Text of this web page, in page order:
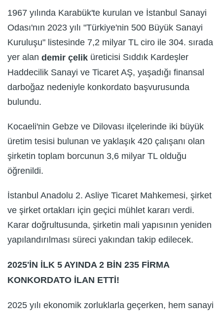
1967 yılında Karabük'te kurulan ve İstanbul Sanayi
Odası'nın 2023 yılı "Türkiye'nin 500 Büyük Sanayi
Kuruluşu" listesinde 7,2 milyar TL ciro ile 304. sırada
yer alan demir çelik üreticisi Sıddık Kardeşler
Haddecilik Sanayi ve Ticaret AŞ, yaşadığı finansal
darboğaz nedeniyle konkordato başvurusunda
bulundu.
Kocaeli'nin Gebze ve Dilovası ilçelerinde iki büyük
üretim tesisi bulunan ve yaklaşık 420 çalışanı olan
şirketin toplam borcunun 3,6 milyar TL olduğu
öğrenildi.
İstanbul Anadolu 2. Asliye Ticaret Mahkemesi, şirket
ve şirket ortakları için geçici mühlet kararı verdi.
Karar doğrultusunda, şirketin mali yapısının yeniden
yapılandırılması süreci yakından takip edilecek.
2025'İN İLK 5 AYINDA 2 BİN 235 FİRMA
KONKORDATO İLAN ETTİ!
2025 yılı ekonomik zorluklarla geçerken, hem sanayi